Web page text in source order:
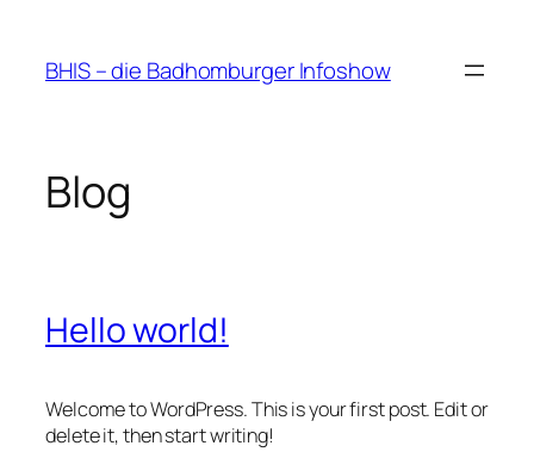
springen
BHIS – die Badhomburger Infoshow
Blog
Hello world!
Welcome to WordPress. This is your first post. Edit or
delete it, then start writing!